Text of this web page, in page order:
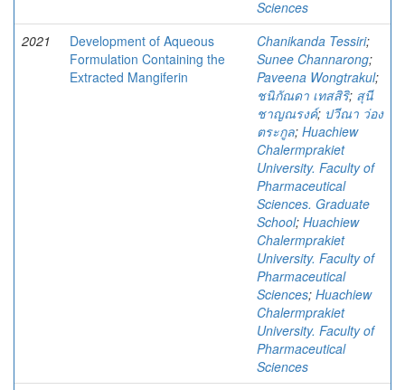
Sciences
2021
Development of Aqueous
Formulation Containing the
Extracted Mangiferin
Chanikanda Tessiri;
Sunee Channarong;
Paveena Wongtrakul;
ชนิกัณดา เทสสิริ; สุนี
ชาญณรงค์; ปวีณา ว่อง
ตระกูล; Huachiew
Chalermprakiet
University. Faculty of
Pharmaceutical
Sciences. Graduate
School; Huachiew
Chalermprakiet
University. Faculty of
Pharmaceutical
Sciences; Huachiew
Chalermprakiet
University. Faculty of
Pharmaceutical
Sciences